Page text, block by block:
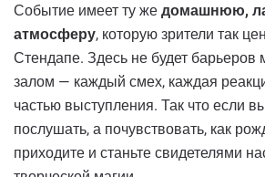
Событие имеет ту же домашнюю,
атмосферу, которую зрители так
Стендапе. Здесь не будет барьеров
залом — каждый смех, каждая
частью выступления. Так что если
послушать, а почувствовать, как
приходите и станьте свидетелями